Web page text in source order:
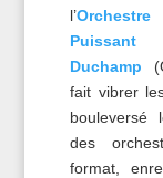
l’
Duchamp
fait vibrer
bouleversé
des
format,